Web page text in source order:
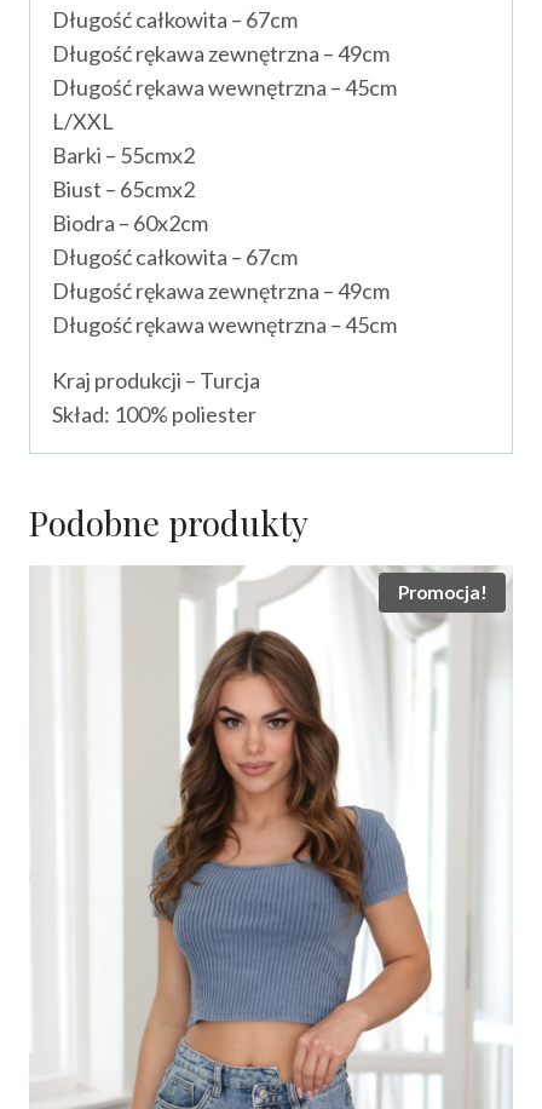
Długość całkowita – 67cm
Długość rękawa zewnętrzna – 49cm
Długość rękawa wewnętrzna – 45cm
L/XXL
Barki – 55cmx2
Biust – 65cmx2
Biodra – 60x2cm
Długość całkowita – 67cm
Długość rękawa zewnętrzna – 49cm
Długość rękawa wewnętrzna – 45cm
Kraj produkcji – Turcja
Skład: 100% poliester
Podobne produkty
Promocja!